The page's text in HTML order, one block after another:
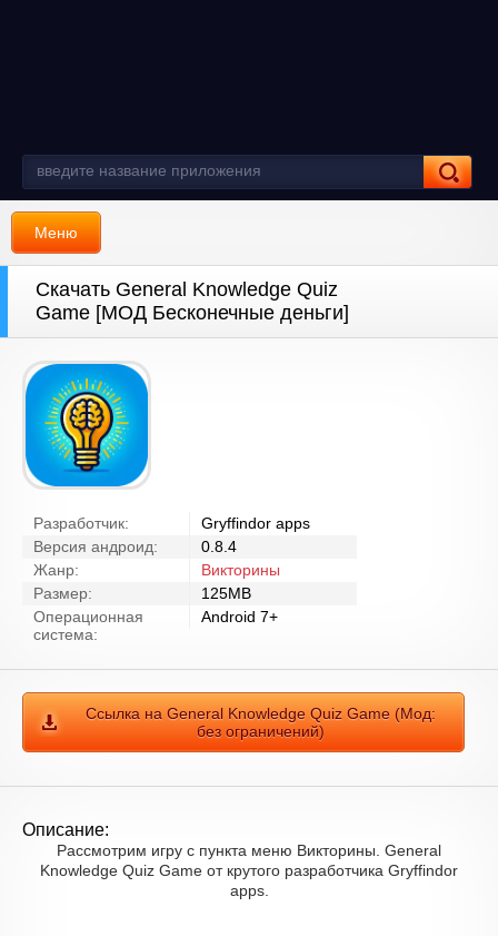
Меню
Скачать General Knowledge Quiz
Game [МОД Бесконечные деньги]
Разработчик:
Gryffindor apps
Версия андроид:
0.8.4
Жанр:
Викторины
Размер:
125MB
Операционная
система:
Android 7+
Ссылка на General Knowledge Quiz Game (Мод:
без ограничений)
Описание:
Рассмотрим игру с пункта меню Викторины. General
Knowledge Quiz Game от крутого разработчика Gryffindor
apps.